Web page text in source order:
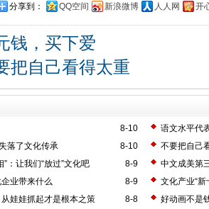
分享到： QQ空间 新浪微博 人人网 开
钱，买下爱
把自己看得太重
8-10
语文水平代
8-10
落了文化传承
不要把自己
8-9
：让我们“放过”文化吧
中文成美第
8-9
业带来什么
文化产业“新
8-8
娃娃抓起才是根本之策 好动画不是